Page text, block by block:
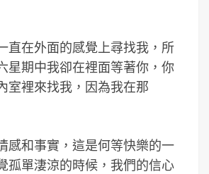
直在外面的感覺上尋找我，所
星期中我卻在裡面等著你，你
室裡來找我，因為我在那
感和事實，這是何等快樂的一
孤單淒涼的時候，我們的信心